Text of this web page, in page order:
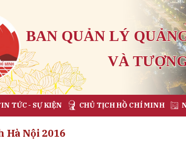
BAN QUẢN LÝ
VÀ
TỨC - SỰ KIỆN CHỦ TỊCH HỒ CHÍ MINH
Hà Nội 2016